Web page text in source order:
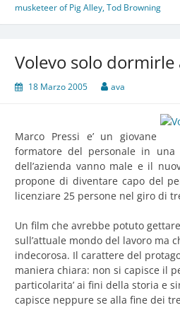
musketeer of Pig Alley,Tod Browning
Volevo solo dormirle
18 Marzo 2005 ava
Marco Pressi e’ un giovane
formatore del personale in una
dell’azienda vanno male e il
propone di diventare capo del
licenziare 25 persone nel giro di
Un film che avrebbe potuto
sull’attuale mondo del lavoro ma
indecorosa. Il carattere del
maniera chiara: non si capisce il
particolarita’ ai fini della storia e
capisce neppure se alla fine dei